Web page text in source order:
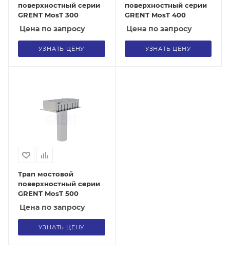
поверхностный серии
GRENT MosT 300
Цена по запросу
УЗНАТЬ ЦЕНУ
поверхностный серии
GRENT MosT 400
Цена по запросу
УЗНАТЬ ЦЕНУ
Трап мостовой
поверхностный серии
GRENT MosT 500
Цена по запросу
УЗНАТЬ ЦЕНУ